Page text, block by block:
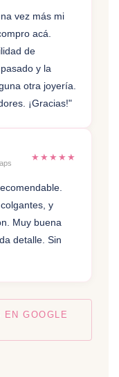
vez más mi
acá.
de
y la
otra joyería.
¡Gracias!"
★★★★★
y
Muy buena
detalle. Sin
GOOGLE